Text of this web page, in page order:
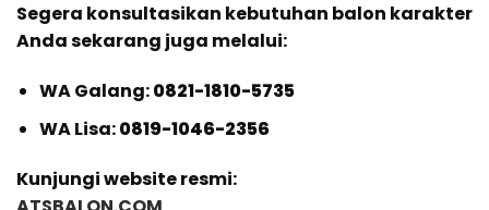
Segera konsultasikan kebutuhan balon karakter
Anda sekarang juga melalui:
WA Galang:0821-1810-5735
WA Lisa:0819-1046-2356
Kunjungi website resmi: